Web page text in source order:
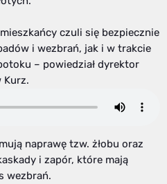
czuli się bezpiecznie
i wezbrań, jak i w trakcie
– powiedział dyrektor
Kurz.
naprawę tzw. żłobu oraz
i zapór, które mają
wezbrań.